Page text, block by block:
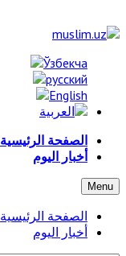
الصفحة الرئيسية
أخبار اليوم
Menu
الصفحة الرئيسية
أخبار اليوم